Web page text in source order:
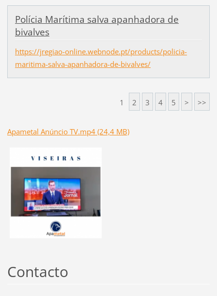
Polícia Marítima salva apanhadora de
bivalves
https://jregiao-online.webnode.pt/products/policia-
maritima-salva-apanhadora-de-bivalves/
1 2 3 4 5 > >>
Apametal Anúncio TV.mp4 (24,4 MB)
Contacto